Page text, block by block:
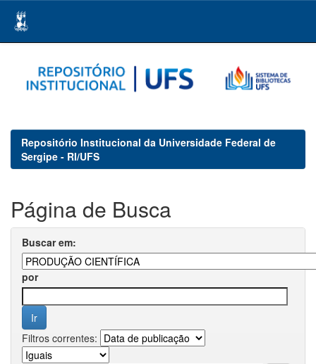
navigation
Repositório Institucional da Universidade Federal de
Sergipe - RI/UFS
Página de Busca
Buscar em:
por
Filtros correntes: